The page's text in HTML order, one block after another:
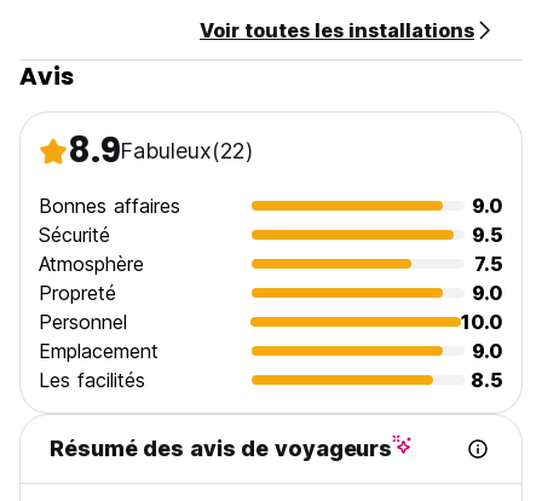
Voir toutes les installations
Avis
8.9Fabuleux(22)
Bonnes affaires
9.0
Sécurité
9.5
Atmosphère
7.5
Propreté
9.0
Personnel
10.0
Emplacement
9.0
Les facilités
8.5
Résumé des avis de voyageurs